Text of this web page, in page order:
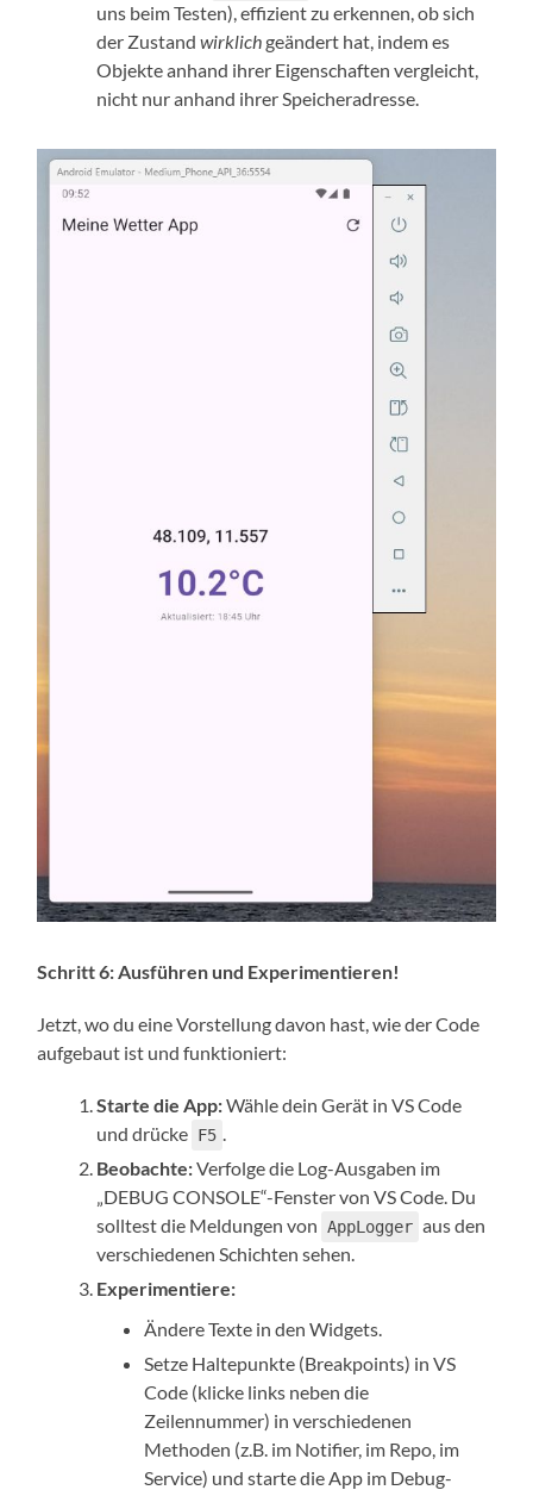
uns beim Testen), effizient zu erkennen, ob sich
der Zustandwirklichgeändert hat, indem es
Objekte anhand ihrer Eigenschaften vergleicht,
nicht nur anhand ihrer Speicheradresse.
Schritt 6: Ausführen und Experimentieren!
Jetzt, wo du eine Vorstellung davon hast, wie der Code
aufgebaut ist und funktioniert:
Starte die App:Wähle dein Gerät in VS Code
und drücke F5
Beobachte:Verfolge die Log-Ausgaben im
„DEBUG CONSOLE“-Fenster von VS Code. Du
solltest die Meldungen von AppLogger aus den
verschiedenen Schichten sehen.
Experimentiere:
Ändere Texte in den Widgets.
Setze Haltepunkte (Breakpoints) in VS
Code (klicke links neben die
Zeilennummer) in verschiedenen
Methoden (z.B. im Notifier, im Repo, im
Service) und starte die App im Debug-